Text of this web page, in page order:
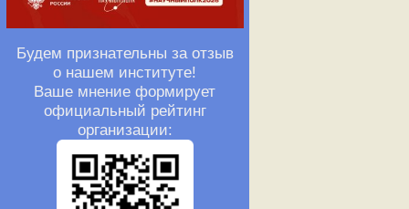
Будем признательны за отзыв
о нашем институте!
Ваше мнение формирует
официальный рейтинг
организации: